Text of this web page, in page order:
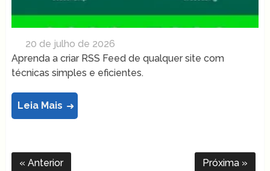
20 de julho de 2026
Aprenda a criar RSS Feed de qualquer site com
técnicas simples e eficientes.
Leia Mais
Anterior Próxima